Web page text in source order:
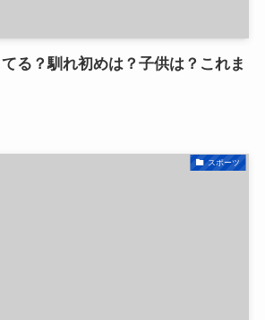
る？馴れ初めは？子供は？これま
スポーツ